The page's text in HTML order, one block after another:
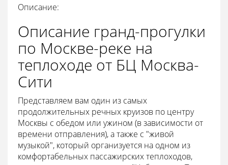
Описание:
Описание гранд-прогулки
по Москве-реке на
теплоходе от БЦ Москва-
Сити
Представляем вам один из самых
продолжительных речных круизов по центру
Москвы с обедом или ужином (в зависимости от
времени отправления), а также с "живой
музыкой", который организуется на одном из
комфортабельных пассажирских теплоходов,